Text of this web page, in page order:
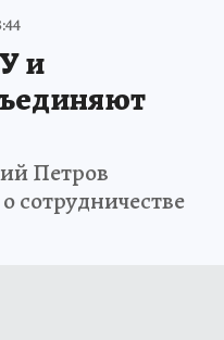
и
Петров
сотрудничестве